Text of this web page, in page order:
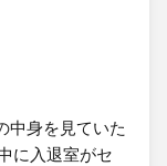
、どのような
しなければな
ことが期待さ
中身を見ていた
に入退室がセ